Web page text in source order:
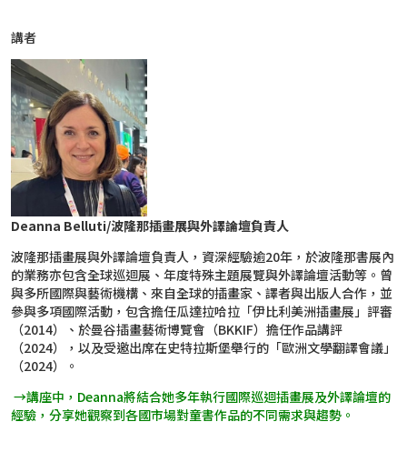
講者
Deanna Belluti/波隆那插畫展與外譯論壇負責人
波隆那插畫展與外譯論壇負責人，資深經驗逾20年，於波隆那書展內
的業務亦包含全球巡迴展、年度特殊主題展覽與外譯論壇活動等。曾
與多所國際與藝術機構、來自全球的插畫家、譯者與出版人合作，並
參與多項國際活動，包含擔任瓜達拉哈拉「伊比利美洲插畫展」評審
（2014）、於曼谷插畫藝術博覽會（BKKIF）擔任作品講評
（2024），以及受邀出席在史特拉斯堡舉行的「歐洲文學翻譯會議」
（2024）。
→講座中，Deanna將結合她多年執行國際巡迴插畫展及外譯論壇的
經驗，分享她觀察到各國市場對童書作品的不同需求與趨勢。